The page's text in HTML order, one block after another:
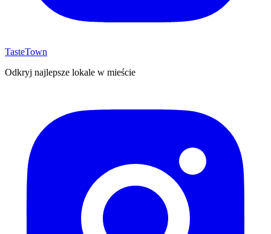
TasteTown
Odkryj najlepsze lokale w mieście